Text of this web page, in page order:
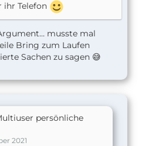
ihr Telefon
musste mal
Bring zum Laufen
Sachen zu sagen 😅
persönliche
2021